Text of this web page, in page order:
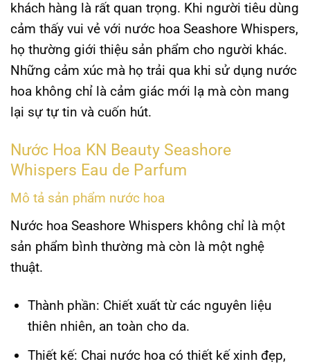
khách hàng là rất quan trọng. Khi người tiêu dùng
cảm thấy vui vẻ với nước hoa Seashore Whispers,
họ thường giới thiệu sản phẩm cho người khác.
Những cảm xúc mà họ trải qua khi sử dụng nước
hoa không chỉ là cảm giác mới lạ mà còn mang
lại sự tự tin và cuốn hút.
Nước Hoa KN Beauty Seashore
Whispers Eau de Parfum
Mô tả sản phẩm nước hoa
Nước hoa Seashore Whispers không chỉ là một
sản phẩm bình thường mà còn là một nghệ
thuật.
Thành phần: Chiết xuất từ các nguyên liệu
thiên nhiên, an toàn cho da.
Thiết kế: Chai nước hoa có thiết kế xinh đẹp,